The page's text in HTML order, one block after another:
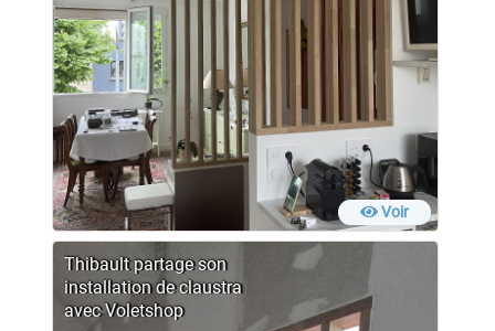
Voir
Thibault partage son
installation de claustra
avec Voletshop